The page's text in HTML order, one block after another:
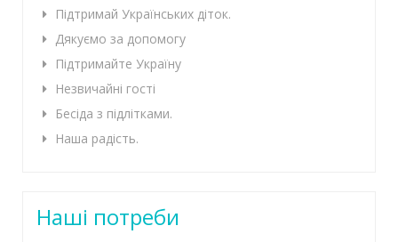
Підтримай Українських діток.
Дякуємо за допомогу
Підтримайте Україну
Незвичайні гості
Бесіда з підлітками.
Наша радість.
Наші потреби